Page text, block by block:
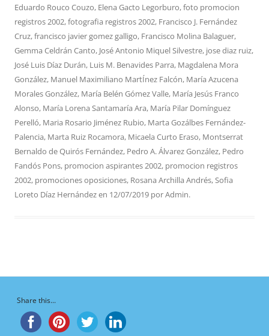
Eduardo Rouco Couzo, Elena Gacto Legorburo,foto promocion
registros 2002,fotografia registros 2002, Francisco J. Fernández
Cruz,francisco javier gomez galligo, Francisco Molina Balaguer,
Gemma Celdrán Canto, José Antonio Miquel Silvestre, jose diaz ruiz,
José Luis Díaz Durán, Luis M. Benavides Parra, Magdalena Mora
González, Manuel Maximiliano MartÍnez Falcón, María Azucena
Morales González, María Belén Gómez Valle, María Jesús Franco
Alonso, María Lorena Santamaría Ara, María Pilar Domínguez
Perelló, Maria Rosario Jiménez Rubio, Marta Gozálbes Fernández-
Palencia, Marta Ruiz Rocamora, Micaela Curto Eraso, Montserrat
Bernaldo de Quirós Fernández, Pedro A. Álvarez González, Pedro
Fandós Pons, promocion aspirantes 2002, promocion registros
2002, promociones oposiciones, Rosana Archilla Andrés,Sofia
Loreto Díaz Hernándezen 12/07/2019 porAdmin.
Share this...